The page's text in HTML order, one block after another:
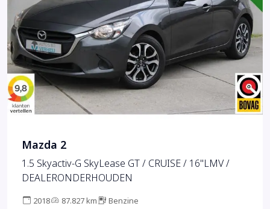
Mazda 2
1.5 Skyactiv-G SkyLease GT / CRUISE / 16"LMV /
DEALERONDERHOUDEN
2018 87.827 km Benzine